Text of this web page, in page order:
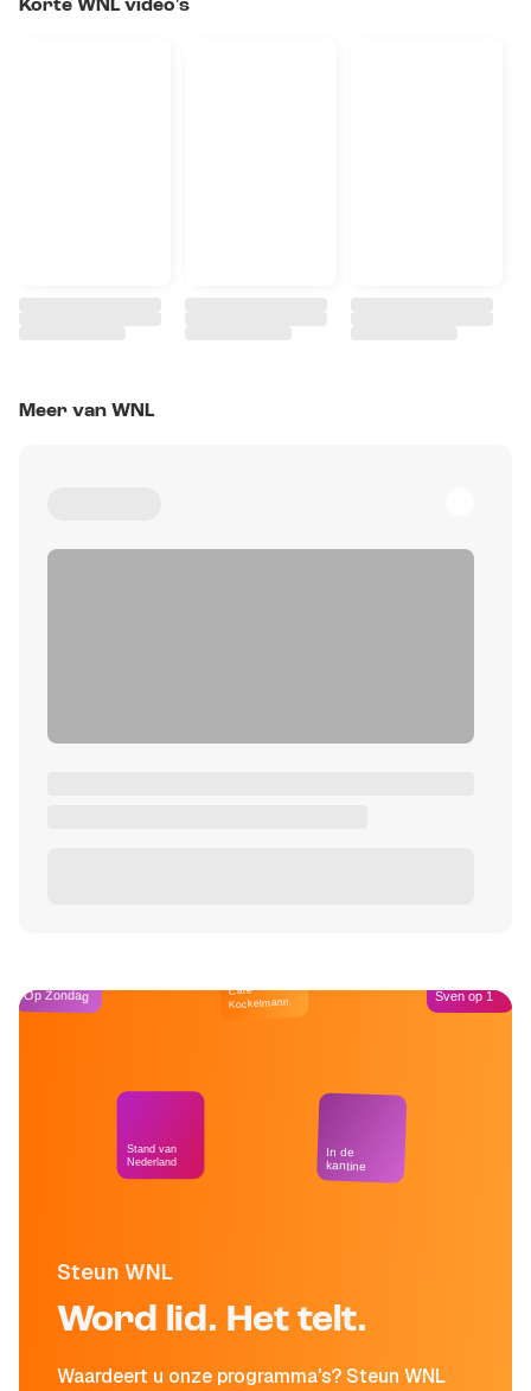
Korte WNL video's
Meer van WNL
Steun WNL
Word lid. Het telt.
Waardeert u onze programma's? Steun WNL
Op Zondag
Stand van
Nederland
Café
Kockelmann
In de
kantine
Sven op 1